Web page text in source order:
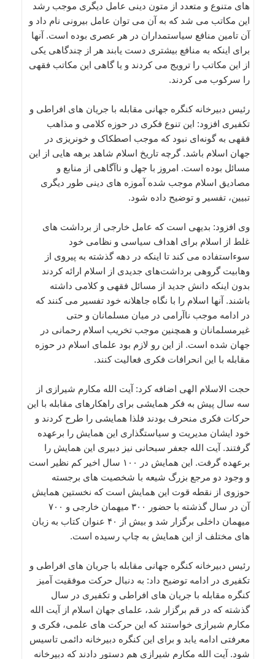
های متنوع و متعدد از متون دینی عامل دیگری موجب رشد
این مکاتب می شد که به آن می توان عامل بیرونی نام داد و
آن تامین منافع سیاستمداران در هر عصری بوده است. آنها
برای اینکه به منافع بیشتری دست یابند هر از چندگاهی یکی
از این مکاتب را ترویج می کردند و یا گاهی این مکاتب فقهی
را سرکوب می کردند.
رئیس دبیرخانه کنگره جهانی مقابله با جریان های افراطی و
تکفیری افزود: این تنوع فکری در حوزه کلامی و مذاهب
فقهی به گونه‌ای نبود که موجب اصطکاک و خونریزی در
جهان اسلام باشد. گرچه تاریخ اسلام شاهد برهه هایی از این
مسائل بوده است. امروز با جهل و ناآگاهی از منابع و
مصادیق اسلام موجب شده آموزه های دینی طور دیگری
تبیین، تفسیر و توضیح داده شود.
وی افزود: بدیهی است که عامل خارجی از برداشت های
غلط از اسلام برای اهداف سیاسی و نظامی خود
سوءاستفاده می کند تا اینکه در دهه گذشته به پیروی از
وهابیت گروهی برداشت‌های جدیدی از اسلام ارائه کردند
بدون اینکه دانش جدید از مسائل فقهی و کلامی داشته
باشند. آنها اسلام را با نگاه جاهلانه خود تفسیر می کنند که
در ادامه موجب ناآرامی در میان مسلمانان و حتی
غیرمسلمانان و همچنین موجب تخریب اسلام رحمانی در
جهان شده است. از این رو لازم بود علمای اسلام در حوزه
مقابله با این انحرافات فکری فعالیت کنند.
حجت الاسلام الهی اضافه کرد: آیت الله مکارم شیرازی از
سه سال پیش به فکر همایشی برای راهکارهای مقابله با این
حرکات فکری منحرف بودند فلذا همایشی را طرح کردند و
خود ایشان مدیریت و سیاستگذاری این همایش را برعهده
گرفتند. آیت الله جعفر سبحانی نیز دبیری این همایش را
برعهده گرفت. این همایش در ۱۰۰ سال اخیر کم نظیر است
و وجود دو مرجع بزرگ شیعه با شخصیت های برجسته
حوزوی از نقطه قوت این همایش است که نخستین همایش
آن در سال گذشته با حضور ۳۰۰ میهمان خارجی و ۷۰۰
میهمان داخلی برگزار شد و بیش از ۴۰ عنوان کتاب به زبان
های مختلف از این همایش به چاپ رسیده است.
رئیس دبیرخانه کنگره جهانی مقابله با جریان های افراطی و
تکفیری در ادامه توضیح داد: به دنبال حرکت موفقیت آمیز
کنگره مقابله با جریان های افراطی و تکفیری در سال
گذشته که در قم برگزار شد، علمای جهان اسلام از آیت الله
مکارم شیرازی خواستند که این حرکت های علمی، فکری و
معرفتی ادامه یابد و برای این کنگره دبیرخانه دائمی تاسیس
شود. آیت الله مکارم شیرازی هم دستور دادند که دبیرخانه